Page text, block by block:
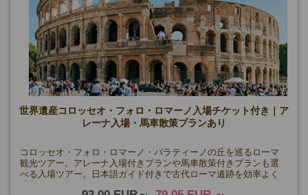
世界遺産コロッセオ・フォロ・ロマーノ入場チケット付き｜ア
レーナ入場・馬車散策プランあり
コロッセオ・フォロ・ロマーノ・パラティーノの丘を巡るローマ
観光ツアー。アレーナ入場付きプランや馬車散策付きプランも選
べる入場ツアー。日本語ガイド付きで古代ローマ遺跡を効率よく